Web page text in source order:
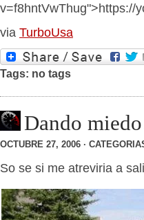
v=f8hntVwThug">https://
via TurboUsa
Tags: no tags
Dando
OCTUBRE 27, 2006 ·
So se si me atreviria a